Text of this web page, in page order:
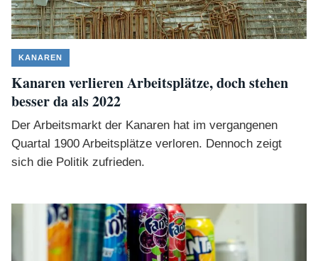
KANAREN
Kanaren verlieren Arbeitsplätze, doch stehen
besser da als 2022
Der Arbeitsmarkt der Kanaren hat im vergangenen
Quartal 1900 Arbeitsplätze verloren. Dennoch zeigt
sich die Politik zufrieden.